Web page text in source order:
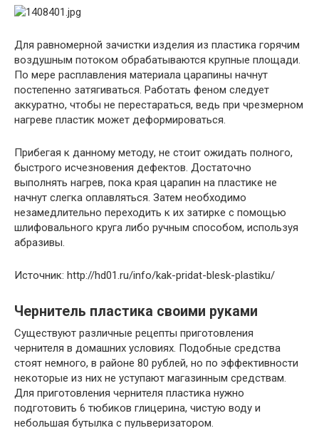
Для равномерной зачистки изделия из пластика горячим
воздушным потоком обрабатываются крупные площади.
По мере расплавления материала царапины начнут
постепенно затягиваться. Работать феном следует
аккуратно, чтобы не перестараться, ведь при чрезмерном
нагреве пластик может деформироваться.
Прибегая к данному методу, не стоит ожидать полного,
быстрого исчезновения дефектов. Достаточно
выполнять нагрев, пока края царапин на пластике не
начнут слегка оплавляться. Затем необходимо
незамедлительно переходить к их затирке с помощью
шлифовального круга либо ручным способом, используя
абразивы.
Источник: http://hd01.ru/info/kak-pridat-blesk-plastiku/
Чернитель пластика своими руками
Существуют различные рецепты приготовления
чернителя в домашних условиях. Подобные средства
стоят немного, в районе 80 рублей, но по эффективности
некоторые из них не уступают магазинным средствам.
Для приготовления чернителя пластика нужно
подготовить 6 тюбиков глицерина, чистую воду и
небольшая бутылка с пульверизатором.